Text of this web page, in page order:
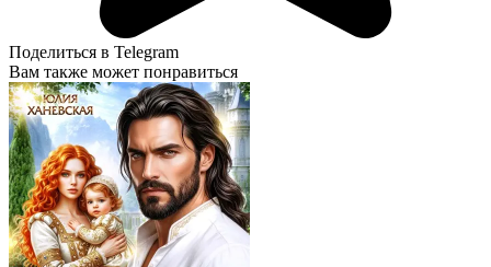
Поделиться в Telegram
Вам также может понравиться